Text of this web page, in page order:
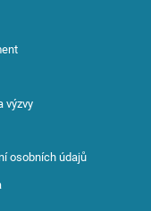
výzvy
osobních údajů